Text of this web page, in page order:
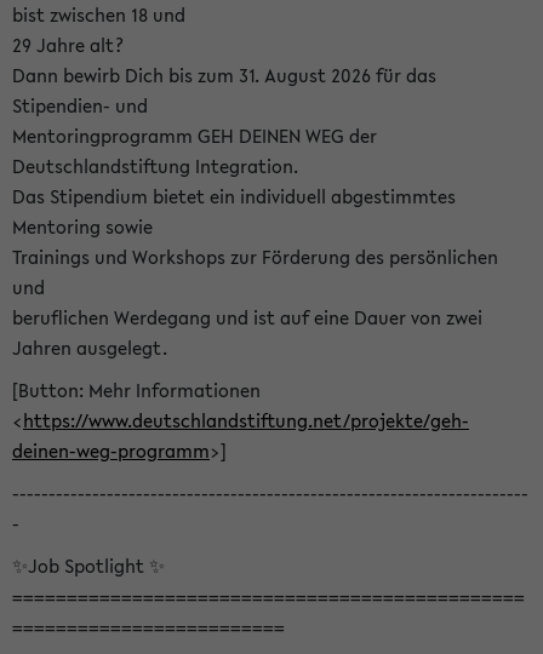
bist zwischen 18 und
29 Jahre alt?
Dann bewirb Dich bis zum 31. August 2026 für das
Stipendien- und
Mentoringprogramm GEH DEINEN WEG der
Deutschlandstiftung Integration.
Das Stipendium bietet ein individuell abgestimmtes
Mentoring sowie
Trainings und Workshops zur Förderung des persönlichen
und
beruflichen Werdegang und ist auf eine Dauer von zwei
Jahren ausgelegt.
[Button: Mehr Informationen
<https://www.deutschlandstiftung.net/projekte/geh-
deinen-weg-programm>]
-----------------------------------------------------------------------
-
✨Job Spotlight ✨
===============================================
=========================